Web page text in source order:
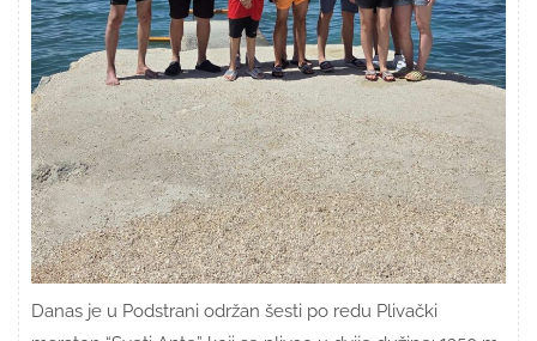
Danas je u Podstrani održan šesti po redu Plivački